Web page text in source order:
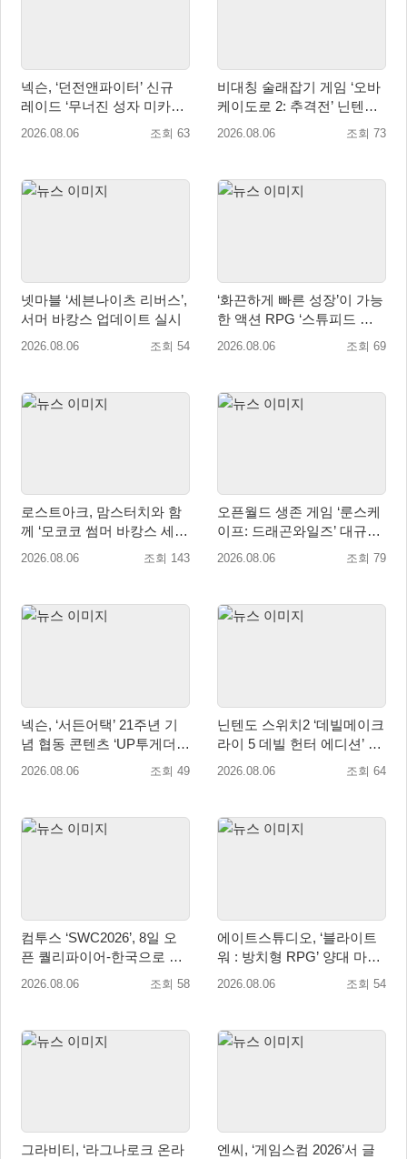
넥슨, ‘던전앤파이터’ 신규
레이드 ‘무너진 성자 미카엘
라’ 업데이트!
2026.08.06 조회 63
비대칭 술래잡기 게임 ‘오바
케이도로 2: 추격전’ 닌텐도
eShop 출시
2026.08.06 조회 73
넷마블 ‘세븐나이츠 리버스’,
서머 바캉스 업데이트 실시
2026.08.06 조회 54
‘화끈하게 빠른 성장’이 가능
한 액션 RPG ‘스튜피드 네
버 다이즈’ 패키지판 예약판
2026.08.06 조회 69
로스트아크, 맘스터치와 함
께 ‘모코코 썸머 바캉스 세
트’ 출시
2026.08.06 조회 143
오픈월드 생존 게임 ‘룬스케
이프: 드래곤와일즈’ 대규모
유저 편의성 개선 및 사이드
2026.08.06 조회 79
넥슨, ‘서든어택’ 21주년 기
념 협동 콘텐츠 ‘UP투게더’
업데이트
2026.08.06 조회 49
닌텐도 스위치2 ‘데빌메이크
라이 5 데빌 헌터 에디션’ 패
키지 제품 8월 7일 예약판매
2026.08.06 조회 64
컴투스 ‘SWC2026’, 8일 오
픈 퀄리파이어-한국으로 시
즌 개막!
2026.08.06 조회 58
에이트스튜디오, ‘블라이트
워 : 방치형 RPG’ 양대 마켓
인기 순위 1위 달성
2026.08.06 조회 54
그라비티, ‘라그나로크 온라
엔씨, ‘게임스컴 2026’서 글